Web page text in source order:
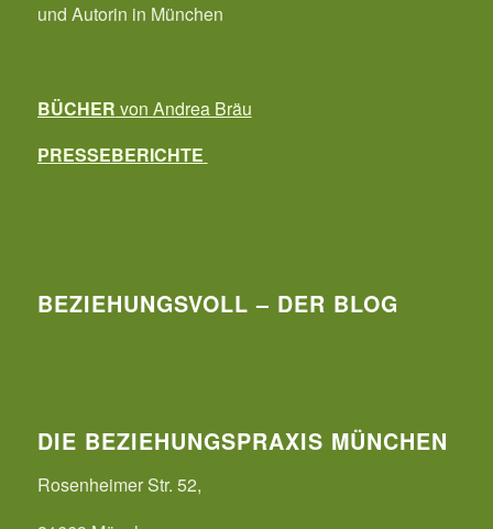
und Autorin in München
BÜCHER von Andrea Bräu
PRESSEBERICHTE
BEZIEHUNGSVOLL – DER BLOG
DIE BEZIEHUNGSPRAXIS MÜNCHEN
Rosenheimer Str. 52,